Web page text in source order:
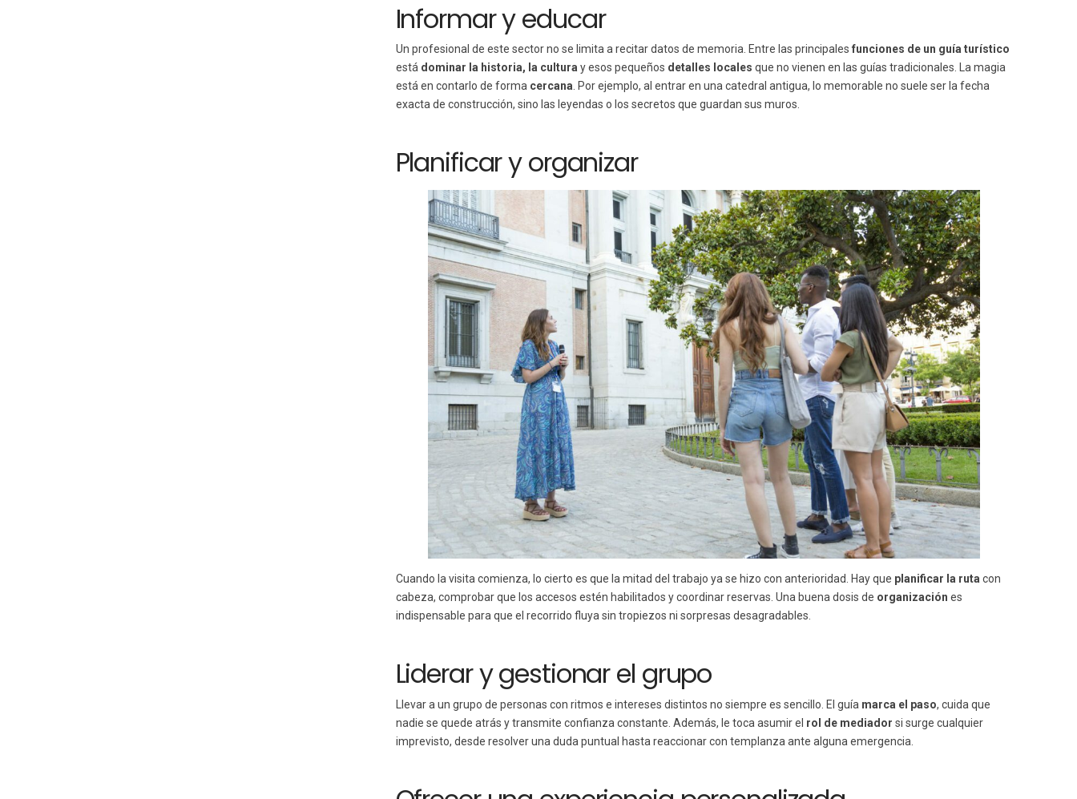
Informar y educar
Un profesional de este sector no se limita a recitar datos de memoria. Entre las principales funciones de un guía turístico
está dominar la historia, la cultura y esos pequeños detalles locales que no vienen en las guías tradicionales. La magia
está en contarlo de forma cercana. Por ejemplo, al entrar en una catedral antigua, lo memorable no suele ser la fecha
exacta de construcción, sino las leyendas o los secretos que guardan sus muros.
Planificar y organizar
Cuando la visita comienza, lo cierto es que la mitad del trabajo ya se hizo con anterioridad. Hay que planificar la ruta con
cabeza, comprobar que los accesos estén habilitados y coordinar reservas. Una buena dosis de organización es
indispensable para que el recorrido fluya sin tropiezos ni sorpresas desagradables.
Liderar y gestionar el grupo
Llevar a un grupo de personas con ritmos e intereses distintos no siempre es sencillo. El guía marca el paso, cuida que
nadie se quede atrás y transmite confianza constante. Además, le toca asumir el rol de mediador si surge cualquier
imprevisto, desde resolver una duda puntual hasta reaccionar con templanza ante alguna emergencia.